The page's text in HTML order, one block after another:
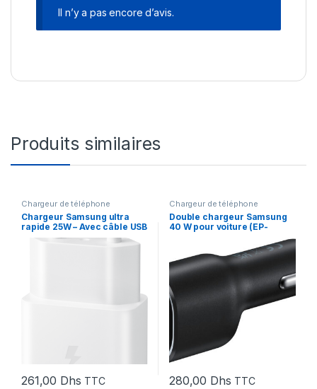
Il n’y a pas encore d’avis.
Produits similaires
Chargeur de téléphone
Chargeur Samsung ultra
rapide 25W – Avec câble USB
type-C vers type-C (EP-
261,00 Dhs TTC
Chargeur de téléphone
Double chargeur Samsung
40 W pour voiture (EP-
280,00 Dhs TTC